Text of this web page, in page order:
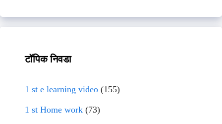
टॉपिक निवडा
1 st e learning video (155)
1 st Home work (73)